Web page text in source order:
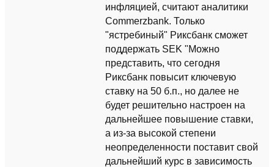
инфляцией, считают аналитики
Commerzbank. Только
"ястребиный" Риксбанк сможет
поддержать SEK "Можно
представить, что сегодня
Риксбанк повысит ключевую
ставку на 50 б.п., но далее не
будет решительно настроен на
дальнейшее повышение ставки,
а из-за высокой степени
неопределенности поставит свой
дальнейший курс в зависимость